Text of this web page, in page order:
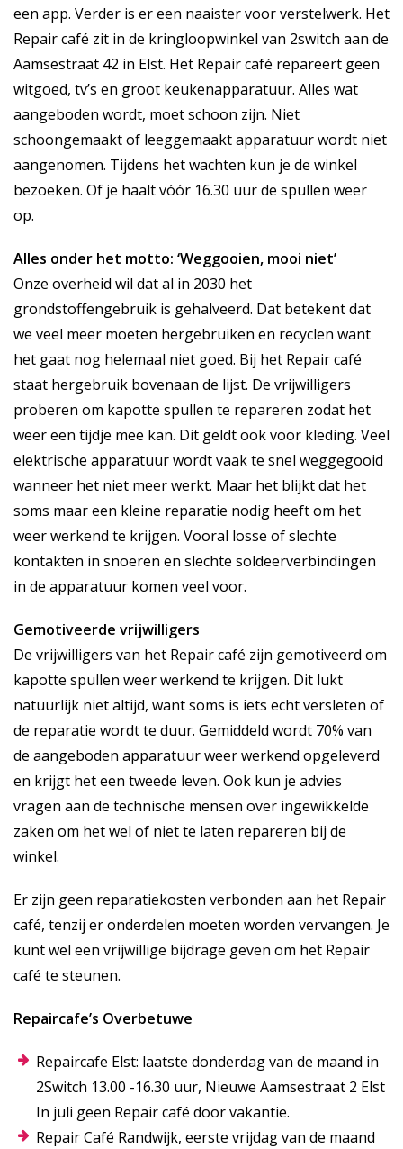
een app. Verder is er een naaister voor verstelwerk. Het
Repair café zit in de kringloopwinkel van 2switch aan de
Aamsestraat 42 in Elst. Het Repair café repareert geen
witgoed, tv’s en groot keukenapparatuur. Alles wat
aangeboden wordt, moet schoon zijn. Niet
schoongemaakt of leeggemaakt apparatuur wordt niet
aangenomen. Tijdens het wachten kun je de winkel
bezoeken. Of je haalt vóór 16.30 uur de spullen weer
op.
Alles onder het motto: ‘Weggooien, mooi niet’
Onze overheid wil dat al in 2030 het
grondstoffengebruik is gehalveerd. Dat betekent dat
we veel meer moeten hergebruiken en recyclen want
het gaat nog helemaal niet goed. Bij het Repair café
staat hergebruik bovenaan de lijst. De vrijwilligers
proberen om kapotte spullen te repareren zodat het
weer een tijdje mee kan. Dit geldt ook voor kleding. Veel
elektrische apparatuur wordt vaak te snel weggegooid
wanneer het niet meer werkt. Maar het blijkt dat het
soms maar een kleine reparatie nodig heeft om het
weer werkend te krijgen. Vooral losse of slechte
kontakten in snoeren en slechte soldeerverbindingen
in de apparatuur komen veel voor.
Gemotiveerde vrijwilligers
De vrijwilligers van het Repair café zijn gemotiveerd om
kapotte spullen weer werkend te krijgen. Dit lukt
natuurlijk niet altijd, want soms is iets echt versleten of
de reparatie wordt te duur. Gemiddeld wordt 70% van
de aangeboden apparatuur weer werkend opgeleverd
en krijgt het een tweede leven. Ook kun je advies
vragen aan de technische mensen over ingewikkelde
zaken om het wel of niet te laten repareren bij de
winkel.
Er zijn geen reparatiekosten verbonden aan het Repair
café, tenzij er onderdelen moeten worden vervangen. Je
kunt wel een vrijwillige bijdrage geven om het Repair
café te steunen.
Repaircafe’s Overbetuwe
Repaircafe Elst: laatste donderdag van de maand in
2Switch 13.00 -16.30 uur, Nieuwe Aamsestraat 2 Elst
In juli geen Repair café door vakantie.
Repair Café Randwijk, eerste vrijdag van de maand